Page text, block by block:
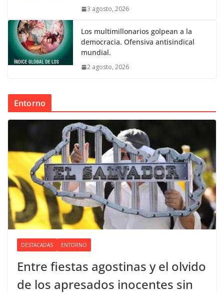
3 agosto, 2026
Los multimillonarios golpean a la
democracia. Ofensiva antisindical
mundial.
2 agosto, 2026
Entorno
DESTACADAS ENTORNO
Entre fiestas agostinas y el olvido
de los apresados inocentes sin